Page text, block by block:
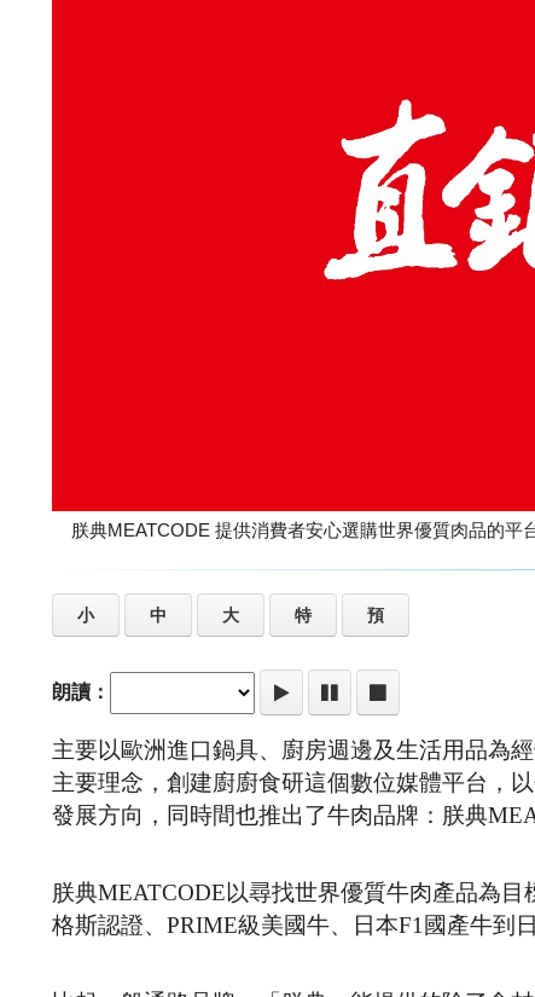
朕典MEATCODE 提供消費者安心選購世界優質肉品的平
小 中 大 特 預
朗讀：
主要以歐洲進口鍋具、廚房週邊及生活用品為
主要理念，創建廚廚食研這個數位媒體平台，
發展方向，同時間也推出了牛肉品牌：朕典
朕典MEATCODE以尋找世界優質牛肉產品為
格斯認證、PRIME級美國牛、日本F1國產牛到